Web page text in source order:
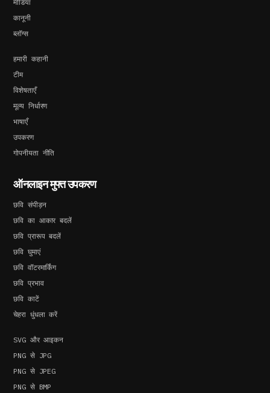
मीडिया
कानूनी
ब्लॉग्स
हमारी कहानी
टीम
विशेषताएँ
मूल्य निर्धारण
भाषाएँ
उपकरण
गोपनीयता नीति
ऑनलाइन मुफ्त उपकरण
छवि संपीड़न
छवि का आकार बदलें
छवि प्रारूप बदलें
छवि घुमाएं
छवि वॉटरमार्किंग
छवि प्रभाव
छवि काटें
चेहरा धुंधला करें
SVG और आइकन
PNG से JPG
PNG से JPEG
PNG से BMP